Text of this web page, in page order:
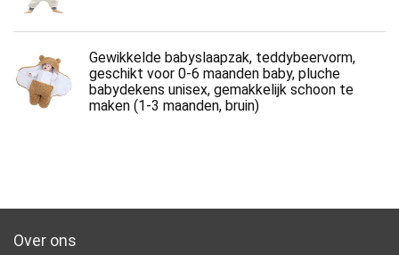
Gewikkelde babyslaapzak, teddybeervorm,
geschikt voor 0-6 maanden baby, pluche
babydekens unisex, gemakkelijk schoon te
maken (1-3 maanden, bruin)
Over ons